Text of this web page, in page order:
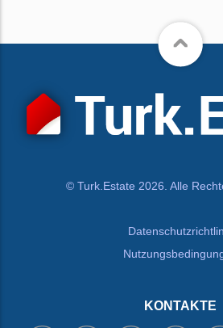
© Turk.Estate 2026. Alle
KONTAKTE